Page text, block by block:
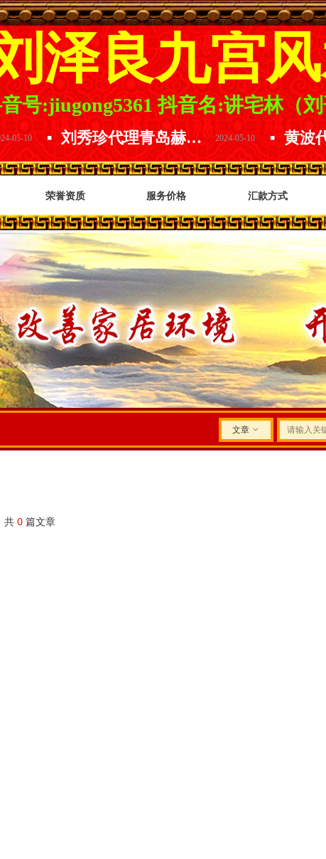
2024-05-10
넷 刘秀珍代理青岛赫尔曼精酿原浆.精酿原浆哪家好.口感品味数青岛.放下水啤选择原浆.喝啤酒就选青岛赫尔曼精酿原浆啤酒 넷
泽良九宫
号:jiugong5361抖音名:讲宅林（
荣誉资质 服务价格 汇款方式
文章 ꀁ
共 0 篇文章